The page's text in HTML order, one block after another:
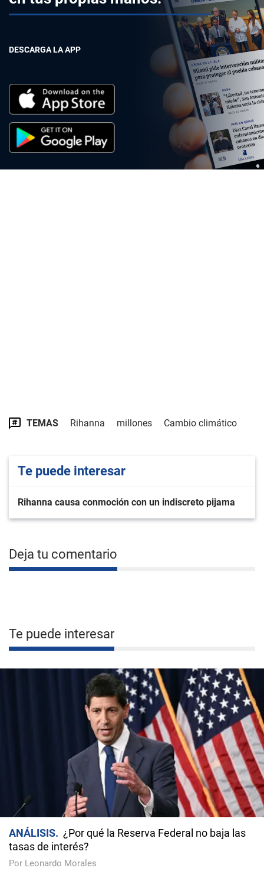
DESCARGA LA APP
TEMAS Rihanna millones Cambio climático
Te puede interesar
Rihanna causa conmoción con un indiscreto pijama
Deja tu comentario
Te puede interesar
ANÁLISIS
¿Por qué la Reserva Federal no baja las
tasas de interés?
Por Leonardo Morales